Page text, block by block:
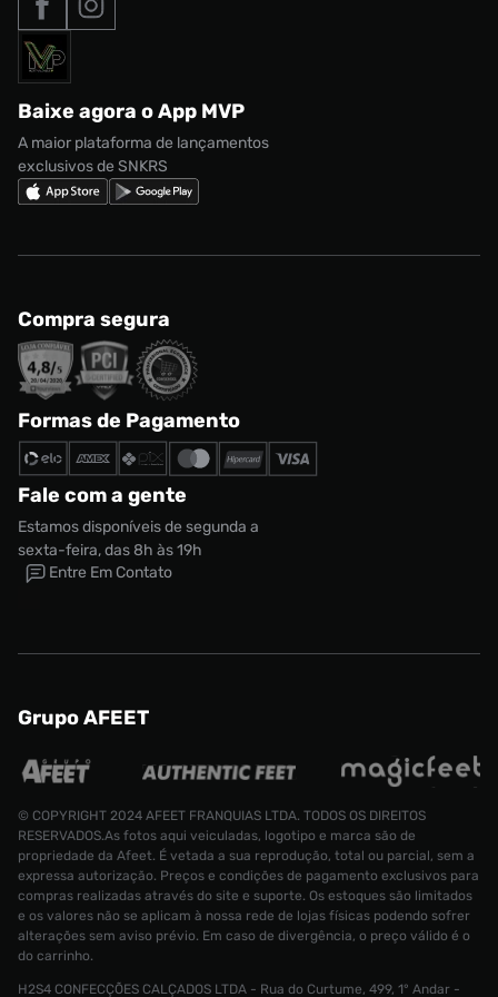
Acessórios
Marcas
adidas Adi2000
adidas Campus
Nike Shox
Termos de uso
Política de privacidade
Regulamento CRM/ CASHBACK
Regulamento Cupom
Formas de Pagamento
Solicite seus dados
Baixe agora o App MVP
A maior plataforma de lançamentos
exclusivos de SNKRS
Compra segura
Formas de Pagamento
Fale com a gente
Estamos disponíveis de segunda a
sexta-feira, das 8h às 19h
Entre Em Contato
Grupo AFEET
© COPYRIGHT 2024 AFEET FRANQUIAS LTDA. TODOS OS DIREITOS
RESERVADOS.As fotos aqui veiculadas, logotipo e marca são de
propriedade da Afeet. É vetada a sua reprodução, total ou parcial, sem a
expressa autorização. Preços e condições de pagamento exclusivos para
compras realizadas através do site e suporte. Os estoques são limitados
e os valores não se aplicam à nossa rede de lojas físicas podendo sofrer
alterações sem aviso prévio. Em caso de divergência, o preço válido é o
do carrinho.
H2S4 CONFECÇÕES CALÇADOS LTDA - Rua do Curtume, 499, 1° Andar -